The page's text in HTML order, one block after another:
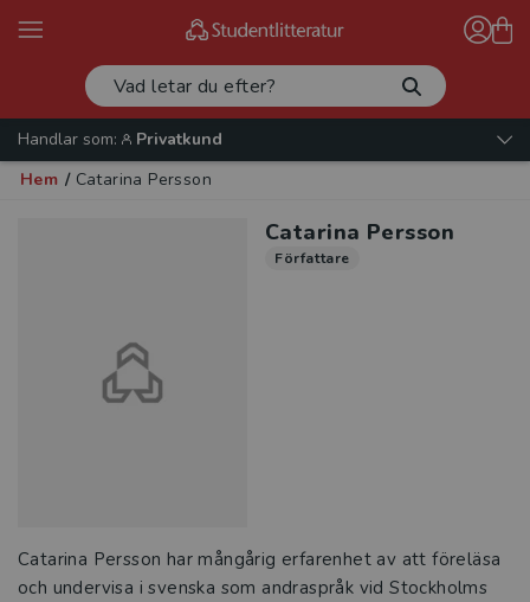
Handlar som:
Privatkund
Hem / Catarina Persson
Catarina Persson
Författare
Catarina Persson har mångårig erfarenhet av att föreläsa
och undervisa i svenska som andraspråk vid Stockholms